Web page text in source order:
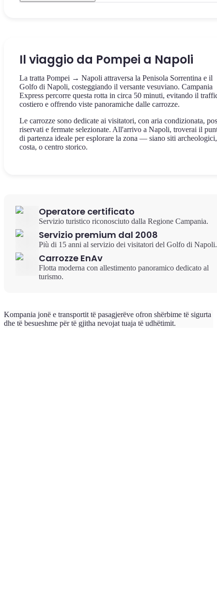
Il viaggio da Pompei a Napoli
La tratta Pompei → Napoli attraversa la Penisola Sorrentina e il
Golfo di Napoli, costeggiando il versante vesuviano. Campania
Express percorre questa rotta in circa 50 minuti, evitando il
costiero e offrendo viste panoramiche dalle carrozze.
Le carrozze sono dedicate ai visitatori, con aria condizionata,
riservati e fermate selezionate. All'arrivo a Napoli, troverai il
di partenza ideale per esplorare la zona — siano siti archeologici,
costa, o centro storico.
Operatore certificato
Servizio turistico riconosciuto dalla Regione Campania.
Servizio premium dal 2008
Più di 15 anni al servizio dei visitatori del Golfo di Napoli.
Carrozze EnAv
Flotta moderna con allestimento panoramico dedicato al
turismo.
Kompania jonë e transportit të pasagjerëve ofron shërbime të sigurta
dhe të besueshme për të gjitha nevojat tuaja të udhëtimit.